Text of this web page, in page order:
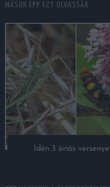
MÁSOK ÉPP EZT OLVASSÁK
Idén 3 óriás